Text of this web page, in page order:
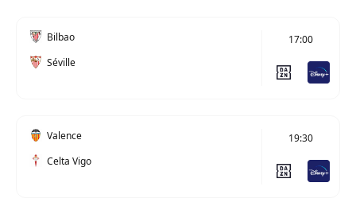
Bilbao
Séville
17:00
Valence
Celta Vigo
19:30